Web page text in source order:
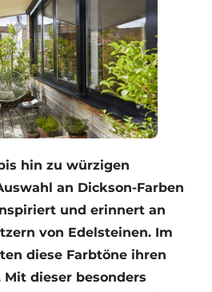
hin zu würzigen
an Dickson-Farben
und erinnert an
von Edelsteinen. Im
diese Farbtöne ihren
dieser besonders